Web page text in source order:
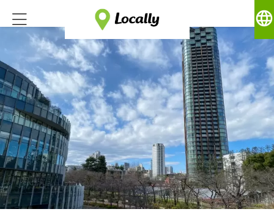
language